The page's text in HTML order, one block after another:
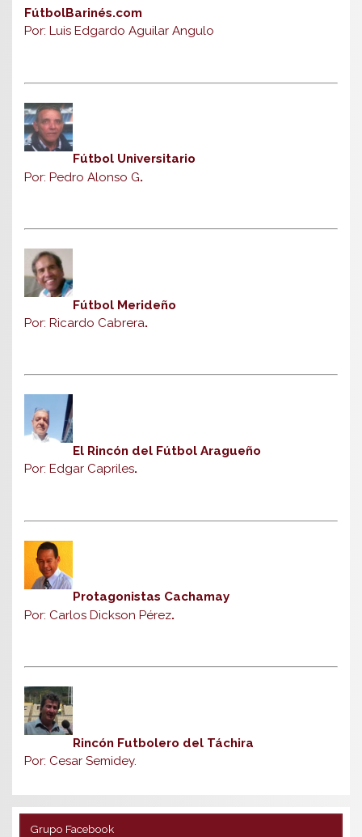
FútbolBarinés.com
Por: Luis Edgardo Aguilar Angulo
Fútbol Universitario
Por: Pedro Alonso G.
Fútbol Merideño
Por: Ricardo Cabrera.
El Rincón del Fútbol Aragueño
Por: Edgar Capriles.
Protagonistas Cachamay
Por: Carlos Dickson Pérez.
Rincón Futbolero del Táchira
Por: Cesar Semidey.
Grupo Facebook